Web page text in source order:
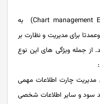
اکسپرت های مدیریت چارت (Chart management Expert) به
برای مدیریت و نظارت بر
از جمله ویژگی های این نوع
چارت اطلاعات مهمی
سود و سایر اطلاعات شخصی